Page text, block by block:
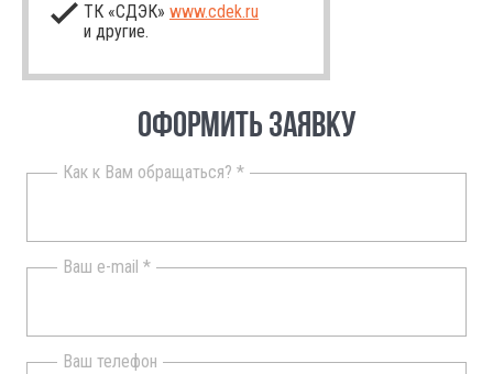
ТК «СДЭК» www.cdek.ru
и другие.
ОФОРМИТЬ ЗАЯВКУ
Как к Вам обращаться? *
Ваш e-mail *
Ваш телефон